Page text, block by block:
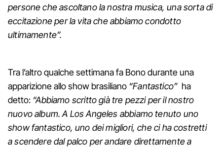
persone che ascoltano la nostra musica, una sorta di
eccitazione per la vita che abbiamo condotto
ultimamente”.
Tra l’altro qualche settimana fa Bono durante una
apparizione allo show brasiliano “Fantastico” ha
detto: “Abbiamo scritto già tre pezzi per il nostro
nuovo album. A Los Angeles abbiamo tenuto uno
show fantastico, uno dei migliori, che ci ha costretti
a scendere dal palco per andare direttamente a